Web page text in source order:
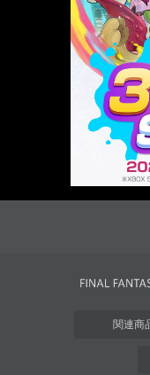
関連商